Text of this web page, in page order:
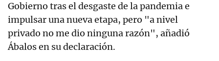
Gobierno tras el desgaste de la pandemia e
impulsar una nueva etapa, pero "a nivel
privado no me dio ninguna razón", añadió
Ábalos en su declaración.